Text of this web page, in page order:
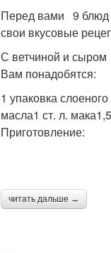
Бездрожжевые
теста
Перед вами 9 блюд
свои вкусовые
С ветчиной и сыром
Вам понадобятся:
1 упаковка
масла1 ст. л.
Приготовление:
читать дальше →